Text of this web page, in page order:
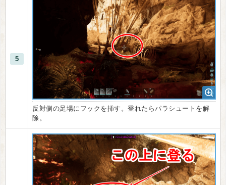
5
反対側の足場にフックを挿す。登れたらパラシュートを解
除。